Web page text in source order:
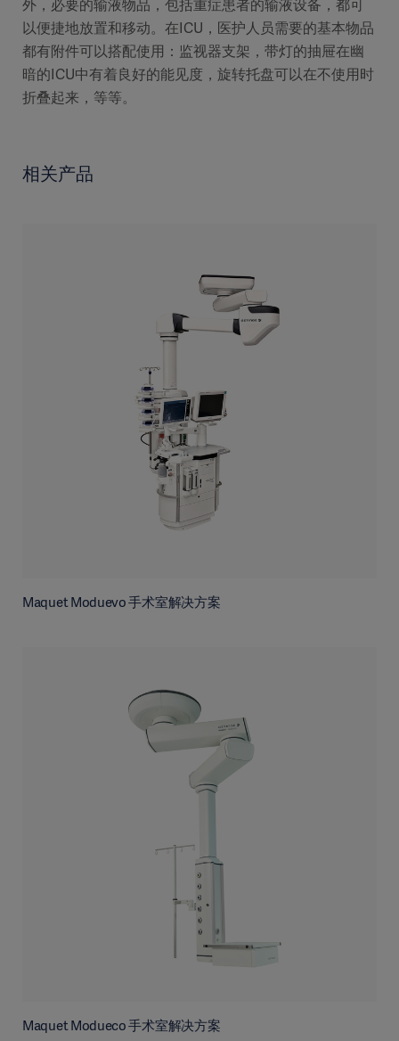
外，必要的输液物品，包括重症患者的输液设备，都可
以便捷地放置和移动。在ICU，医护人员需要的基本物品
都有附件可以搭配使用：监视器支架，带灯的抽屉在幽
暗的ICU中有着良好的能见度，旋转托盘可以在不使用时
折叠起来，等等。
相关产品
Maquet Moduevo 手术室解决方案
Maquet Modueco 手术室解决方案